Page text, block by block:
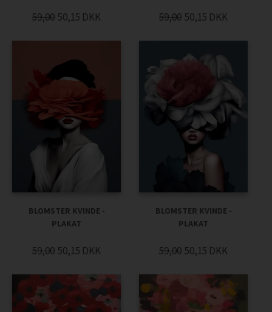
59,00 50,15 DKK 59,00 50,15 DKK
BLOMSTER KVINDE -
PLAKAT
59,00 50,15 DKK
BLOMSTER KVINDE -
PLAKAT
59,00 50,15 DKK